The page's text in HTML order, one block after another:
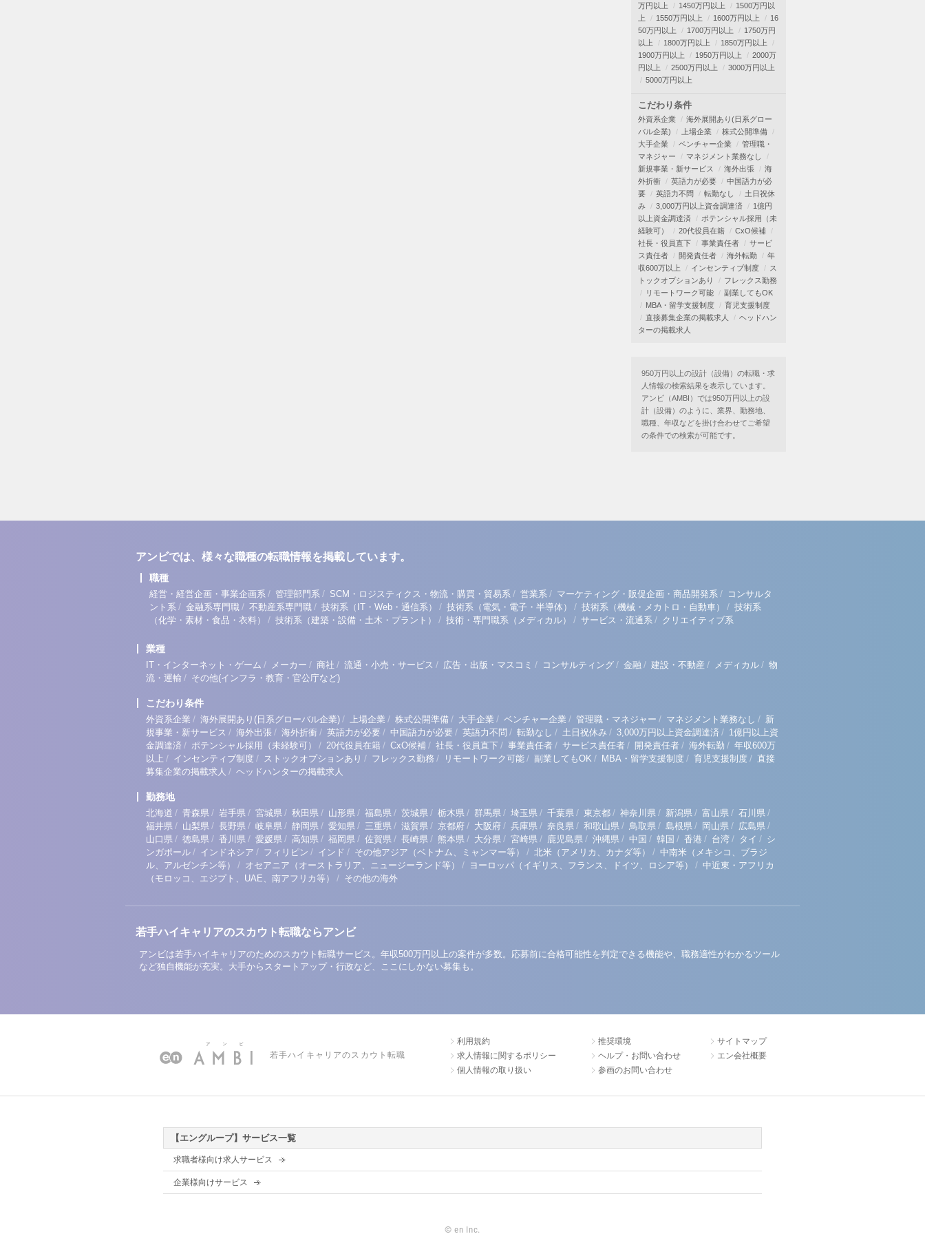
万円以上
1450万円以上
1500万円以
上
1550万円以上 1600万円以上
16
50万円以上
1700万円以上
1750万円
以上
1800万円以上
1850万円以上
1900万円以上
1950万円以上
2000万
円以上
2500万円以上
3000万円以上
5000万円以上
こだわり条件
外資系企業
海外展開あり(日系グロー
バル企業)
上場企業
株式公開準備
大手企業
ベンチャー企業
管理職・
マネジャー
マネジメント業務なし
新規事業・新サービス
海外出張
海
外折衝
英語力が必要
中国語力が必
要
英語力不問 転勤なし
土日祝休
み
3,000万円以上資金調達済
1億円
以上資金調達済
ポテンシャル採用（未
経験可）
20代役員在籍
CxO候補
社長・役員直下
事業責任者
サービ
ス責任者
開発責任者 海外転勤
年
収600万以上
インセンティブ制度
ス
トックオプションあり
フレックス勤務
リモートワーク可能
副業してもOK
MBA・留学支援制度
育児支援制度
直接募集企業の掲載求人
ヘッドハン
ターの掲載求人
950万円以上の設計（設備）の転職・求
人情報の検索結果を表示しています。
アンビ（AMBI）では950万円以上の設
計（設備）のように、業界、勤務地、
職種、年収などを掛け合わせてご希望
の条件での検索が可能です。
アンビでは、様々な職種の転職情報を掲載しています。
職種
経営・経営企画・事業企画系 / 管理部門系 / SCM・ロジスティクス・物流・購買・貿易系 / 営業系 / マーケティング・販促企画・商品開発系 / コンサルタ
ント系 / 金融系専門職 / 不動産系専門職 / 技術系（IT・Web・通信系） / 技術系（電気・電子・半導体） / 技術系（機械・メカトロ・自動車） / 技術系
（化学・素材・食品・衣料）
/ 技術系（建築・設備・土木・プラント） / 技術・専門職系（メディカル） / サービス・流通系 / クリエイティブ系
業種
IT・インターネット・ゲーム / メーカー / 商社 / 流通・小売・サービス / 広告・出版・マスコミ / コンサルティング / 金融 / 建設・不動産 / メディカル / 物
流・運輸 / その他(インフラ・教育・官公庁など)
こだわり条件
外資系企業 / 海外展開あり(日系グローバル企業) / 上場企業 / 株式公開準備 / 大手企業 / ベンチャー企業 / 管理職・マネジャー / マネジメント業務なし / 新
規事業・新サービス / 海外出張 / 海外折衝 / 英語力が必要 / 中国語力が必要 / 英語力不問 / 転勤なし / 土日祝休み / 3,000万円以上資金調達済 / 1億円以上資
金調達済 / ポテンシャル採用（未経験可） / 20代役員在籍 / CxO候補 / 社長・役員直下 / 事業責任者 / サービス責任者 / 開発責任者 / 海外転勤 / 年収600万
以上 / インセンティブ制度 / ストックオプションあり / フレックス勤務 / リモートワーク可能 / 副業してもOK / MBA・留学支援制度 / 育児支援制度 / 直接
募集企業の掲載求人 / ヘッドハンターの掲載求人
勤務地
北海道 / 青森県 / 岩手県 / 宮城県 / 秋田県 / 山形県 / 福島県 / 茨城県 / 栃木県 / 群馬県 / 埼玉県 / 千葉県 / 東京都 / 神奈川県 / 新潟県 / 富山県 / 石川県 /
福井県 / 山梨県 / 長野県 / 岐阜県 / 静岡県 / 愛知県 / 三重県 / 滋賀県 / 京都府 / 大阪府 / 兵庫県 / 奈良県 / 和歌山県 / 鳥取県 / 島根県 / 岡山県 / 広島県 /
山口県 / 徳島県 / 香川県 / 愛媛県 / 高知県 / 福岡県 / 佐賀県 / 長崎県 / 熊本県 / 大分県 / 宮崎県 / 鹿児島県 / 沖縄県 / 中国 / 韓国 / 香港 / 台湾 / タイ / シ
ンガポール / インドネシア / フィリピン / インド / その他アジア（ベトナム、ミャンマー等） / 北米（アメリカ、カナダ等） / 中南米（メキシコ、ブラジ
ル、アルゼンチン等）
/ オセアニア（オーストラリア、ニュージーランド等） / ヨーロッパ（イギリス、フランス、ドイツ、ロシア等） / 中近東・アフリカ
（モロッコ、エジプト、UAE、南アフリカ等）
/ その他の海外
若手ハイキャリアのスカウト転職ならアンビ
アンビは若手ハイキャリアのためのスカウト転職サービス。年収500万円以上の案件が多数。応募前に合格可能性を判定できる機能や、職務適性がわかるツール
など独自機能が充実。大手からスタートアップ・行政など、ここにしかない募集も。
若手ハイキャリアのスカウト転職
利用規約
求人情報に関するポリシー
個人情報の取り扱い
推奨環境
ヘルプ・お問い合わせ
参画のお問い合わせ
サイトマップ
エン会社概要
【エングループ】サービス一覧
求職者様向け求人サービス
企業様向けサービス
© en Inc.